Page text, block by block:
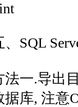
、SQL
法一.导出
据库, 注意